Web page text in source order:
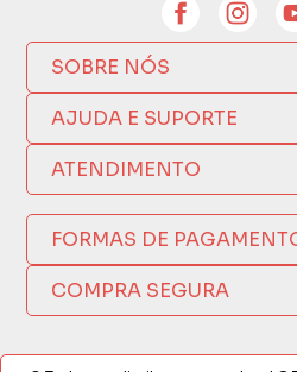
SOBRE NÓS
Quem Somos
Compra Segura
Como Comprar
Nossas Lojas
Política de Privacidade
AJUDA E SUPORTE
Nosso Aplicativo
Trocas e Devoluções
Formas de Pagamento
Fretes e Entregas
Fabricantes
Termos de Compra e
ATENDIMENTO
Fale por WhatsApp
(17) 3209-9595
FORMAS DE
COMPRA SEGURA